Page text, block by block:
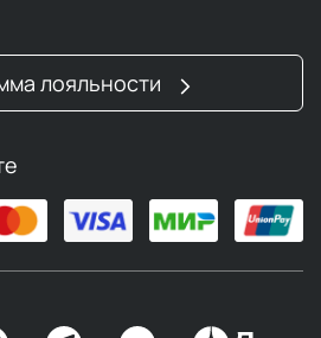
лояльности